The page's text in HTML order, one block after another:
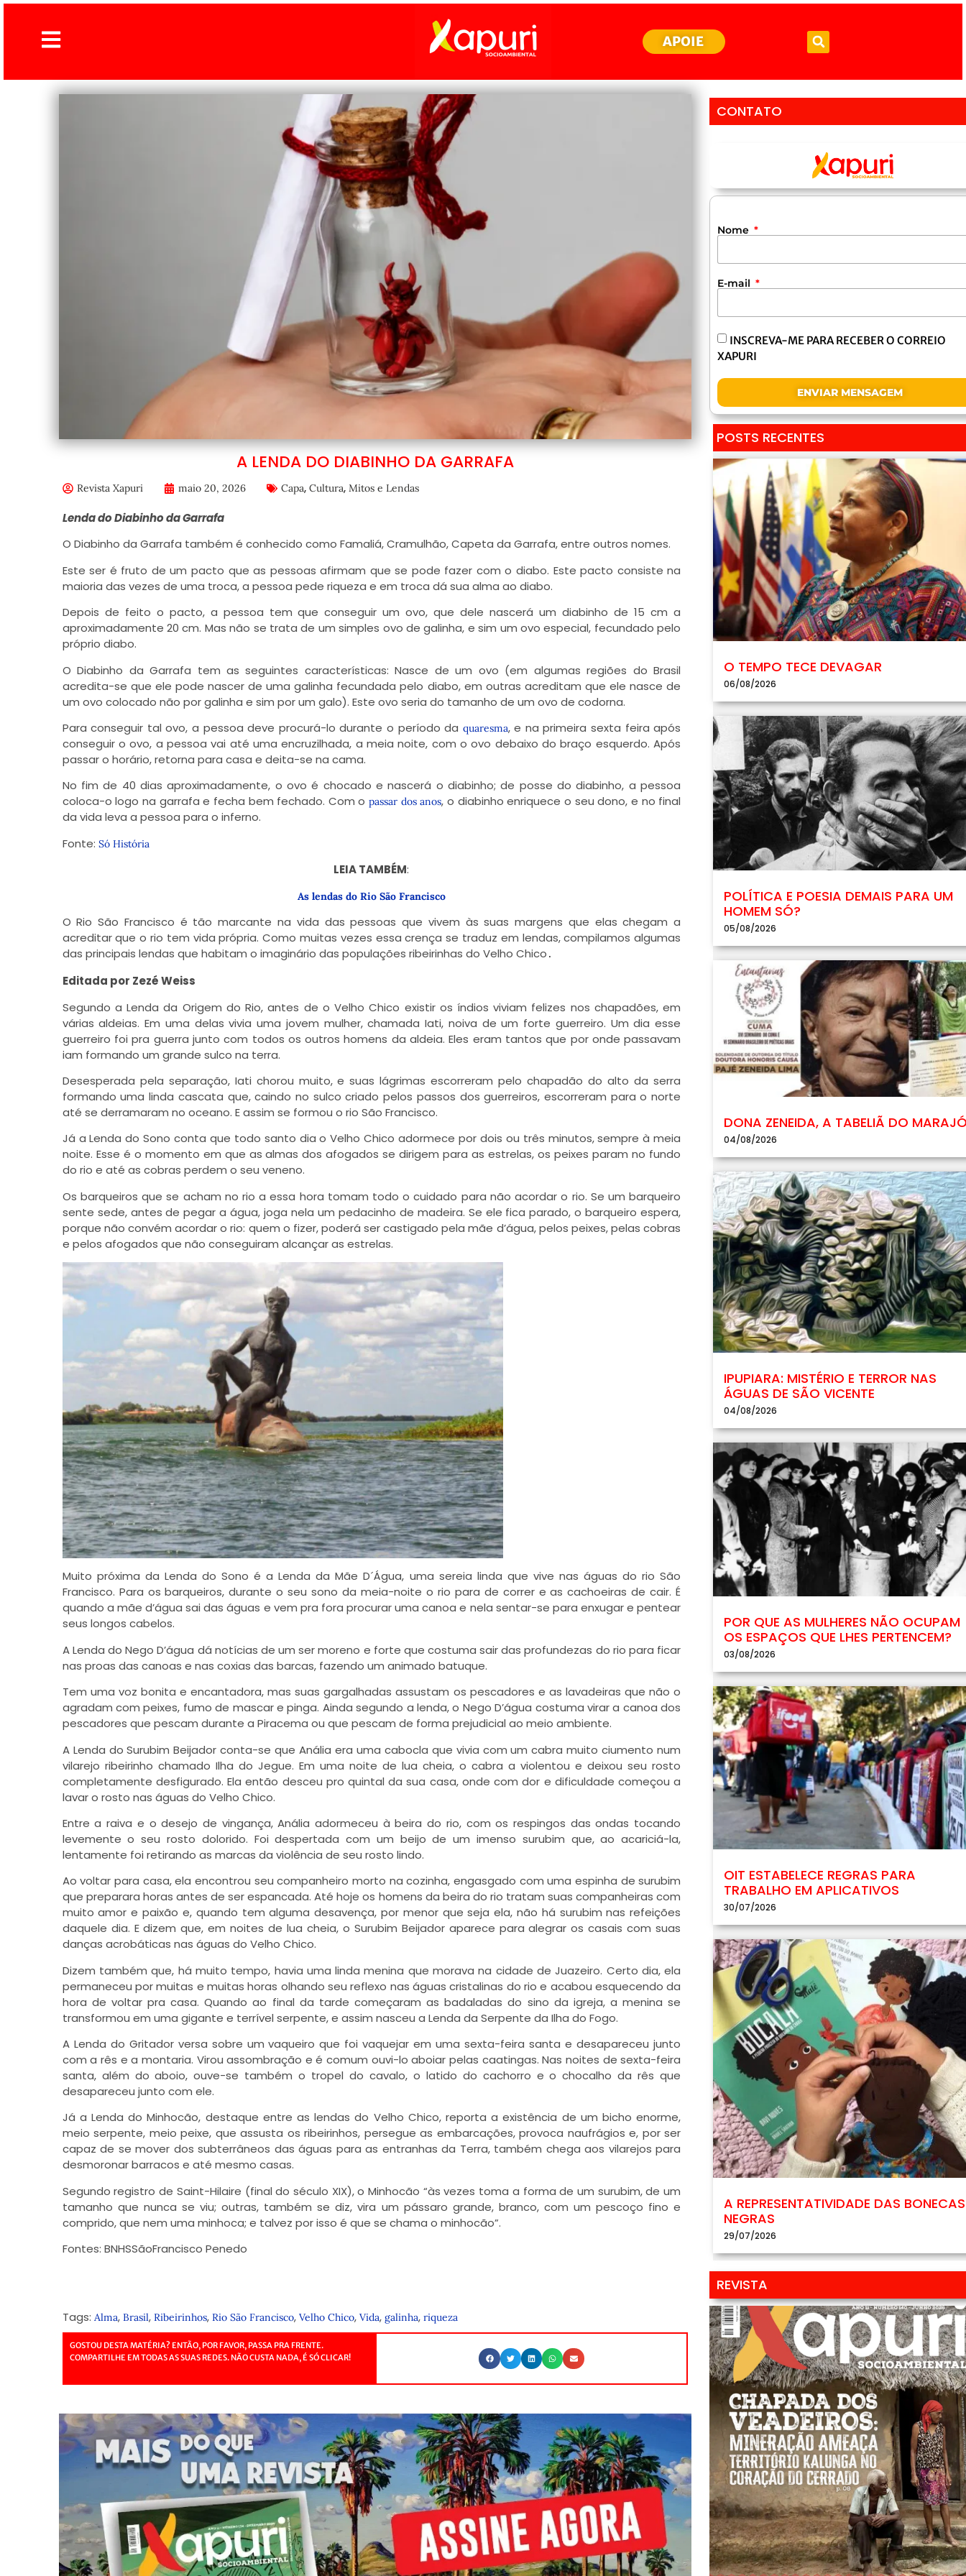
APOIE
A LENDA DO DIABINHO DA GARRAFA
Revista Xapuri maio 20, 2026 Capa, Cultura, Mitos e Lendas
Lenda do Diabinho da Garrafa
O Diabinho da Garrafa também é conhecido como Famaliá, Cramulhão, Capeta da Garrafa, entre outros nomes.
Este ser é fruto de um pacto que as pessoas afirmam que se pode fazer com o diabo. Este pacto consiste na
maioria das vezes de uma troca, a pessoa pede riqueza e em troca dá sua alma ao diabo.
Depois de feito o pacto, a pessoa tem que conseguir um ovo, que dele nascerá um diabinho de 15 cm a
aproximadamente 20 cm. Mas não se trata de um simples ovo de galinha, e sim um ovo especial, fecundado pelo
próprio diabo.
O Diabinho da Garrafa tem as seguintes características: Nasce de um ovo (em algumas regiões do Brasil
acredita-se que ele pode nascer de uma galinha fecundada pelo diabo, em outras acreditam que ele nasce de
um ovo colocado não por galinha e sim por um galo). Este ovo seria do tamanho de um ovo de codorna.
Para conseguir tal ovo, a pessoa deve procurá-lo durante o período da quaresma, e na primeira sexta feira após
conseguir o ovo, a pessoa vai até uma encruzilhada, a meia noite, com o ovo debaixo do braço esquerdo. Após
passar o horário, retorna para casa e deita-se na cama.
No fim de 40 dias aproximadamente, o ovo é chocado e nascerá o diabinho; de posse do diabinho, a pessoa
coloca-o logo na garrafa e fecha bem fechado. Com opassar dos anos, o diabinho enriquece o seu dono, e no final
da vida leva a pessoa para o inferno.
Fonte: Só História
LEIA TAMBÉM:
As lendas do Rio São Francisco
O Rio São Francisco é tão marcante na vida das pessoas que vivem às suas margens que elas chegam a
acreditar que o rio tem vida própria. Como muitas vezes essa crença se traduz em lendas, compilamos algumas
das principais lendas que habitam o imaginário das populações ribeirinhas do Velho Chico .
Editada por Zezé Weiss
Segundo a Lenda da Origem do Rio, antes de o Velho Chico existir os índios viviam felizes nos chapadões, em
várias aldeias. Em uma delas vivia uma jovem mulher, chamada Iati, noiva de um forte guerreiro. Um dia esse
guerreiro foi pra guerra junto com todos os outros homens da aldeia. Eles eram tantos que por onde passavam
iam formando um grande sulco na terra.
Desesperada pela separação, Iati chorou muito, e suas lágrimas escorreram pelo chapadão do alto da serra
formando uma linda cascata que, caindo no sulco criado pelos passos dos guerreiros, escorreram para o norte
até se derramaram no oceano. E assim se formou o rio São Francisco.
Já a Lenda do Sono conta que todo santo dia o Velho Chico adormece por dois ou três minutos, sempre à meia
noite. Esse é o momento em que as almas dos afogados se dirigem para as estrelas, os peixes param no fundo
do rio e até as cobras perdem o seu veneno.
Os barqueiros que se acham no rio a essa hora tomam todo o cuidado para não acordar o rio. Se um barqueiro
sente sede, antes de pegar a água, joga nela um pedacinho de madeira. Se ele fica parado, o barqueiro espera,
porque não convém acordar o rio: quem o fizer, poderá ser castigado pela mãe d’água, pelos peixes, pelas cobras
e pelos afogados que não conseguiram alcançar as estrelas.
Muito próxima da Lenda do Sono é a Lenda da Mãe D´Água, uma sereia linda que vive nas águas do rio São
Francisco. Para os barqueiros, durante o seu sono da meia-noite o rio para de correr e as cachoeiras de cair. É
quando a mãe d’água sai das águas e vem pra fora procurar uma canoa e nela sentar-se para enxugar e pentear
seus longos cabelos.
A Lenda do Nego D’água dá notícias de um ser moreno e forte que costuma sair das profundezas do rio para ficar
nas proas das canoas e nas coxias das barcas, fazendo um animado batuque.
Tem uma voz bonita e encantadora, mas suas gargalhadas assustam os pescadores e as lavadeiras que não o
agradam com peixes, fumo de mascar e pinga. Ainda segundo a lenda, o Nego D’água costuma virar a canoa dos
pescadores que pescam durante a Piracema ou que pescam de forma prejudicial ao meio ambiente.
A Lenda do Surubim Beijador conta-se que Anália era uma cabocla que vivia com um cabra muito ciumento num
vilarejo ribeirinho chamado Ilha do Jegue. Em uma noite de lua cheia, o cabra a violentou e deixou seu rosto
completamente desfigurado. Ela então desceu pro quintal da sua casa, onde com dor e dificuldade começou a
lavar o rosto nas águas do Velho Chico.
Entre a raiva e o desejo de vingança, Anália adormeceu à beira do rio, com os respingos das ondas tocando
levemente o seu rosto dolorido. Foi despertada com um beijo de um imenso surubim que, ao acariciá-la,
lentamente foi retirando as marcas da violência de seu rosto lindo.
Ao voltar para casa, ela encontrou seu companheiro morto na cozinha, engasgado com uma espinha de surubim
que preparara horas antes de ser espancada. Até hoje os homens da beira do rio tratam suas companheiras com
muito amor e paixão e, quando tem alguma desavença, por menor que seja ela, não há surubim nas refeições
daquele dia. E dizem que, em noites de lua cheia, o Surubim Beijador aparece para alegrar os casais com suas
danças acrobáticas nas águas do Velho Chico.
Dizem também que, há muito tempo, havia uma linda menina que morava na cidade de Juazeiro. Certo dia, ela
permaneceu por muitas e muitas horas olhando seu reflexo nas águas cristalinas do rio e acabou esquecendo da
hora de voltar pra casa. Quando ao final da tarde começaram as badaladas do sino da igreja, a menina se
transformou em uma gigante e terrível serpente, e assim nasceu a Lenda da Serpente da Ilha do Fogo.
A Lenda do Gritador versa sobre um vaqueiro que foi vaquejar em uma sexta-feira santa e desapareceu junto
com a rês e a montaria. Virou assombração e é comum ouvi-lo aboiar pelas caatingas. Nas noites de sexta-feira
santa, além do aboio, ouve-se também o tropel do cavalo, o latido do cachorro e o chocalho da rês que
desapareceu junto com ele.
Já a Lenda do Minhocão, destaque entre as lendas do Velho Chico, reporta a existência de um bicho enorme,
meio serpente, meio peixe, que assusta os ribeirinhos, persegue as embarcações, provoca naufrágios e, por ser
capaz de se mover dos subterrâneos das águas para as entranhas da Terra, também chega aos vilarejos para
desmoronar barracos e até mesmo casas.
Segundo registro de Saint-Hilaire (final do século XIX), o Minhocão “às vezes toma a forma de um surubim, de um
tamanho que nunca se viu; outras, também se diz, vira um pássaro grande, branco, com um pescoço fino e
comprido, que nem uma minhoca; e talvez por isso é que se chama o minhocão”.
Fontes: BNHSSãoFrancisco Penedo
Tags: Alma, Brasil, Ribeirinhos, Rio São Francisco, Velho Chico, Vida, galinha, riqueza
GOSTOU DESTA MATÉRIA? ENTÃO, POR FAVOR, PASSA PRA FRENTE.
COMPARTILHE EM TODAS AS SUAS REDES. NÃO CUSTA NADA, É SÓ CLICAR!
CONTATO
Nome
E-mail
INSCREVA-ME PARA RECEBER O CORREIO
XAPURI
ENVIAR MENSAGEM
POSTS RECENTES
O TEMPO TECE DEVAGAR
06/08/2026
POLÍTICA E POESIA DEMAIS PARA UM
HOMEM SÓ?
05/08/2026
DONA ZENEIDA, A TABELIÃ DO
04/08/2026
IPUPIARA: MISTÉRIO E TERROR NAS
ÁGUAS DE SÃO VICENTE
04/08/2026
POR QUE AS MULHERES NÃO OCUPAM
OS ESPAÇOS QUE LHES PERTENCEM?
03/08/2026
OIT ESTABELECE REGRAS PARA
TRABALHO EM APLICATIVOS
30/07/2026
A REPRESENTATIVIDADE DAS BONECAS
NEGRAS
29/07/2026
REVISTA